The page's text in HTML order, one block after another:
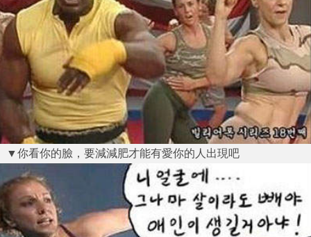
▼你看你的臉，要減減肥才能有愛你的人出現吧